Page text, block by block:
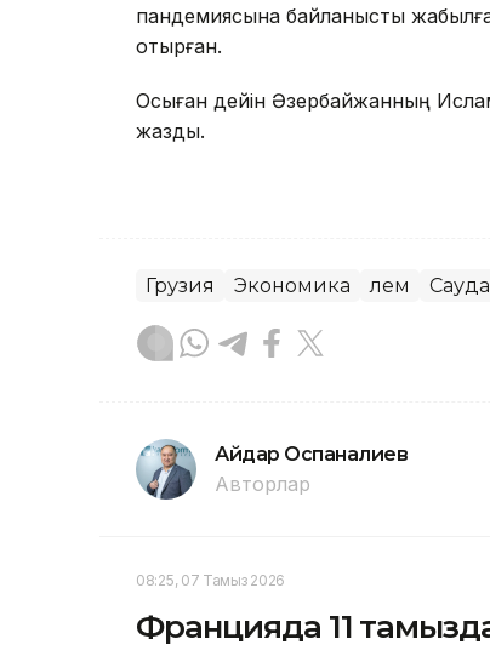
пандемиясына байланысты
отырған.
Осыған дейін Әзербайжанның Ислам
жаздық.
Грузия Экономика Әлем Сауда
Айдар Оспаналиев
Авторлар
08:25, 07 Тамыз 2026
Францияда 11